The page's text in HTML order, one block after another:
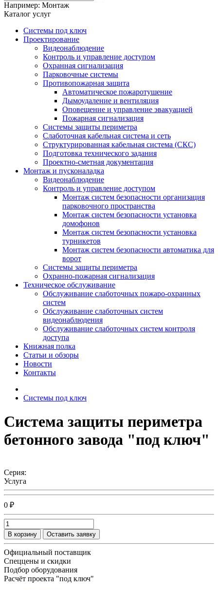
Например: Монтаж
Каталог услуг
Системы под ключ
Проектирование
Видеонаблюдение
Контроль и управление доступом
Охранная сигнализация
Парковочные системы
Противопожарная защита
Автоматическое пожаротушение
Дымоудаление и вентиляция
Оповещение и управление эвакуацией
Пожарная сигнализация
Системы защиты периметра
Слаботочная кабельная система и сеть
Структурированная кабельная система (СКС)
Подготовка технического задания
Проектно-сметная документация
Монтаж и пусконаладка
Видеонаблюдение
Контроль и управление доступом
Монтаж систем безопасности организация
парковочного пространства
Монтаж систем безопасности установка
домофонов
Монтаж систем безопасности установка
турникетов
Монтаж систем безопасности автоматика для
ворот
Системы защиты периметра
Охранно-пожарная сигнализация
Техническое обслуживание
Обслуживание слаботочных пожаро-охранных
систем
Обслуживание слаботочных систем
видеонаблюдения
Обслуживание слаботочных систем контроля
доступа
Книжная полка
Статьи и обзоры
Новости
Контакты
Системы под ключ
Система защиты периметра
бетонного завода "под ключ"
Серия:
Услуга
0 ₽
В корзину Оставить заявку
Официальный поставщик
Спеццены и скидки
Подбор оборудования
Расчёт проекта "под ключ"